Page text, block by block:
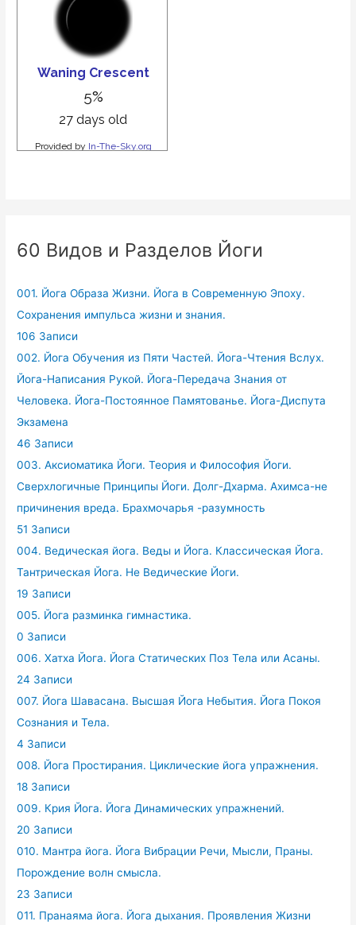
60 Видов и Разделов Йоги
001. Йога Образа Жизни. Йога в Современную Эпоху.
Сохранения импульса жизни и знания.
106 Записи
002. Йога Обучения из Пяти Частей. Йога-Чтения Вслух.
Йога-Написания Рукой. Йога-Передача Знания от
Человека. Йога-Постоянное Памятованье. Йога-Диспута
Экзамена
46 Записи
003. Аксиоматика Йоги. Теория и Философия Йоги.
Сверхлогичные Принципы Йоги. Долг-Дхарма. Ахимса-не
причинения вреда. Брахмочарья -разумность
51 Записи
004. Ведическая йога. Веды и Йога. Классическая Йога.
Тантрическая Йога. Не Ведические Йоги.
19 Записи
005. Йога разминка гимнастика.
0 Записи
006. Хатха Йога. Йога Статических Поз Тела или Асаны.
24 Записи
007. Йога Шавасана. Высшая Йога Небытия. Йога Покоя
Сознания и Тела.
4 Записи
008. Йога Простирания. Циклические йога упражнения.
18 Записи
009. Крия Йога. Йога Динамических упражнений.
20 Записи
010. Мантра йога. Йога Вибрации Речи, Мысли, Праны.
Порождение волн смысла.
23 Записи
011. Пранаяма йога. Йога дыхания. Проявления Жизни